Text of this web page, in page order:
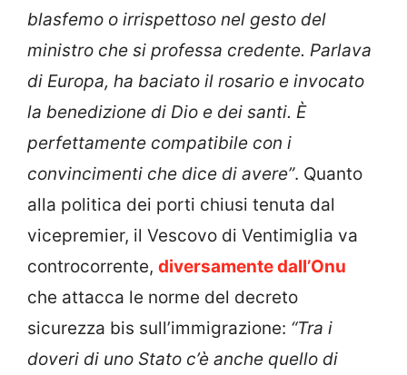
blasfemo o irrispettoso nel gesto del
ministro che si professa credente. Parlava
di Europa, ha baciato il rosario e invocato
la benedizione di Dio e dei santi. È
perfettamente compatibile con i
convincimenti che dice di avere”. Quanto
alla politica dei porti chiusi tenuta dal
vicepremier, il Vescovo di Ventimiglia va
controcorrente, diversamente dall’Onu
che attacca le norme del decreto
sicurezza bis sull’immigrazione: “Tra i
doveri di uno Stato c’è anche quello di